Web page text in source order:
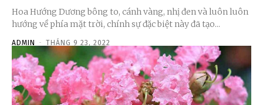
Hoa Hướng Dương bông to, cánh vàng, nhị đen và luôn luôn
hướng về phía mặt trời, chính sự đặc biệt này đã tạo...
ADMIN - THÁNG 9 23, 2022